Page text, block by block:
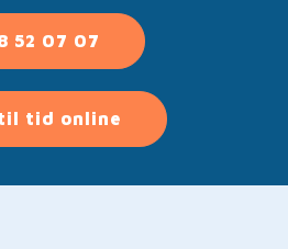
52 07 07
tid online